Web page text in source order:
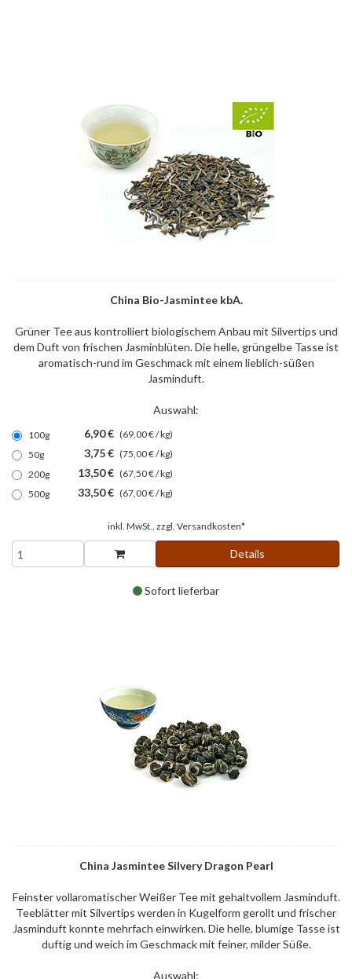
China Bio-Jasmintee kbA.
Grüner Tee aus kontrolliert biologischem Anbau mit Silvertips und
dem Duft von frischen Jasminblüten. Die helle, grüngelbe Tasse ist
aromatisch-rund im Geschmack mit einem lieblich-süßen
Jasminduft.
Auswahl:
100g 6,90 € (69,00 € / kg)
50g
3,75 € (75,00 € / kg)
200g
13,50 € (67,50 € / kg)
500g
33,50 € (67,00 € / kg)
inkl. MwSt., zzgl. Versandkosten*
Details
Sofort lieferbar
China Jasmintee Silvery Dragon Pearl
Feinster vollaromatischer Weißer Tee mit gehaltvollem Jasminduft.
Teeblätter mit Silvertips werden in Kugelform gerollt und frischer
Jasminduft konnte mehrfach einwirken. Die helle, blumige Tasse ist
duftig und weich im Geschmack mit feiner, milder Süße.
Auswahl: